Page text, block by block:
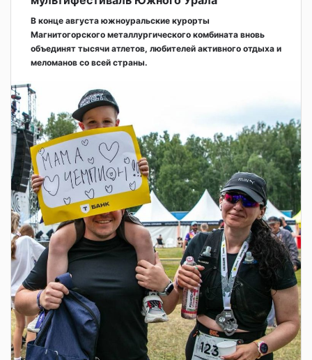
В конце августа южноуральские курорты
Магнитогорского металлургического комбината вновь
объединят тысячи атлетов, любителей активного отдыха и
меломанов со всей страны.